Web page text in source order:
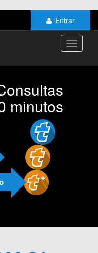
Entrar
Toggle
minutos